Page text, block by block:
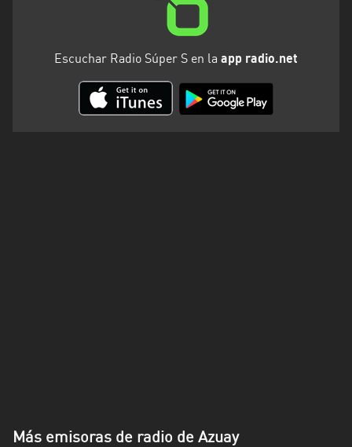
Escuchar Radio Súper S en la app radio.net
Más emisoras de radio de Azuay